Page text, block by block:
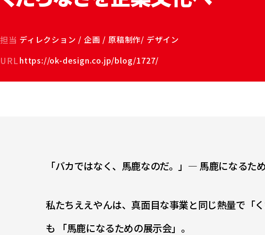
担当 ディレクション / 企画 / 原稿制作/ デザイン
URLhttps://ok-design.co.jp/blog/1727/
「バカではなく、馬鹿なのだ。」— 馬鹿になるた
私たちええやんは、真面目な事業と同じ熱量で「
も 「馬鹿になるための展示会」。